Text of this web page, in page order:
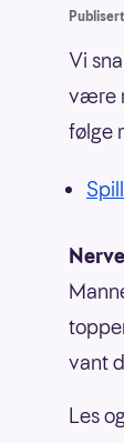
Vi
være
følge
vant
Les